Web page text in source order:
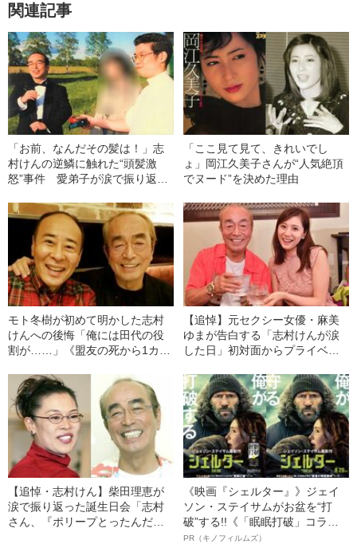
関連記事
「お前、なんだその髪は！」志
村けんの逆鱗に触れた“頭髪激
怒”事件 愛弟子が涙で振り返っ
「ここ見て見て、きれいでし
ょ」岡江久美子さんが“人気絶頂
でヌード”を決めた理由
モト冬樹が初めて明かした志村
けんへの後悔「俺には田代の役
割が……」《盟友の死から1カ
【追悼】元セクシー女優・麻美
ゆまが告白する「志村けんが涙
した日」初対面からプライベー
【追悼・志村けん】柴田理恵が
涙で振り返った誕生日会「志村
さん、『ポリープとったんだ
《映画『シェルター』》ジェイ
ソン・ステイサムがお盆を“打
破”する!!《「眠眠打破」コラ
ボ》
PR（キノフィルムズ）